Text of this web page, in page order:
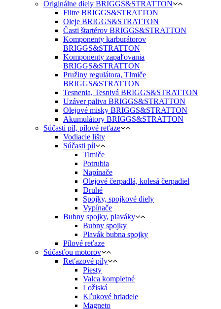
Originálne diely BRIGGS&STRATTON
Filtre BRIGGS&STRATTON
Oleje BRIGGS&STRATTON
Časti štartérov BRIGGS&STRATTON
Komponenty karburátorov
BRIGGS&STRATTON
Komponenty zapaľovania
BRIGGS&STRATTON
Pružiny regulátora, Tlmiče
BRIGGS&STRATTON
Tesnenia, Tesnivá BRIGGS&STRATTON
Uzáver paliva BRIGGS&STRATTON
Olejové misky BRIGGS&STRATTON
Akumulátory BRIGGS&STRATTON
Súčasti píl, pílové reťaze
Vodiacie lišty
Súčasti píl
Tlmiče
Potrubia
Napínače
Olejové čerpadlá, kolesá čerpadiel
Druhé
Spojky, spojkové diely
Vypínače
Bubny spojky, plaváky
Bubny spojky
Plavák bubna spojky
Pílové reťaze
Súčasťou motorov
Reťazové píly
Piesty
Valca kompletné
Ložiská
Kľukové hriadele
Magneto